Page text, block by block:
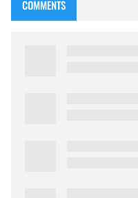
COMMENTS